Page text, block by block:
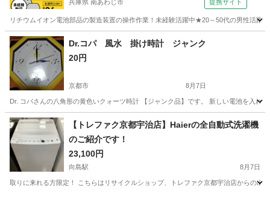
兵庫県 南あわじ市 提携サイト
リチウムイオン電池部品の製造装置の操作作業！未経験活躍中★20～50代の男性活
兵庫 南あわじ市 その他
Dr.コパ 風水 掛け時計 ジャンク
20円
京都市 8月7日
Dr. コパさんの八角形の黄色いクォーツ時計 【ジャンク品】です。 新しい電池を入れ
京都 京都市 生活家電 ジャンク
【トレファク京都宇治店】Haierの全自動式洗濯機
のご紹介です！
23,100円
向島駅 8月7日
取りに来れる方限定！ こちらはリサイクルショップ、トレファク京都宇治店からの出